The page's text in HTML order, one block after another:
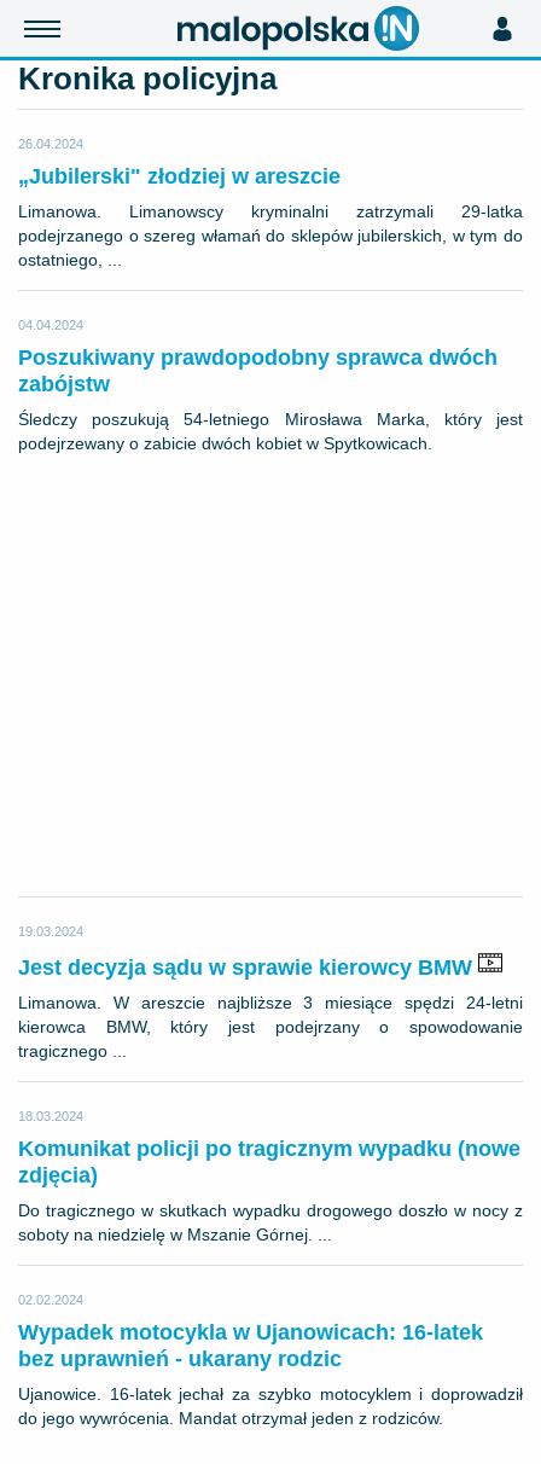
Kronika policyjna
26.04.2024
„Jubilerski" złodziej w areszcie
Limanowa. Limanowscy kryminalni zatrzymali 29-latka
podejrzanego o szereg włamań do sklepów jubilerskich, w tym do
ostatniego, ...
04.04.2024
Poszukiwany prawdopodobny sprawca dwóch
zabójstw
Śledczy poszukują 54-letniego Mirosława Marka, który jest
podejrzewany o zabicie dwóch kobiet w Spytkowicach.
19.03.2024
Jest decyzja sądu w sprawie kierowcy BMW
Limanowa. W areszcie najbliższe 3 miesiące spędzi 24-letni
kierowca BMW, który jest podejrzany o spowodowanie
tragicznego ...
18.03.2024
Komunikat policji po tragicznym wypadku (nowe
zdjęcia)
​Do tragicznego w skutkach wypadku drogowego doszło w nocy z
soboty na niedzielę w Mszanie Górnej. ...
02.02.2024
Wypadek motocykla w Ujanowicach: 16-latek
bez uprawnień - ukarany rodzic
Ujanowice. 16-latek jechał za szybko motocyklem i doprowadził
do jego wywrócenia. Mandat otrzymał jeden z rodziców.